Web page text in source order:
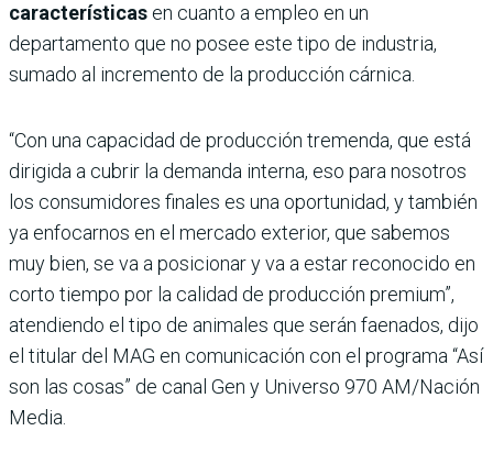
características en cuanto a empleo en un
departamento que no posee este tipo de industria,
sumado al incremento de la producción cárnica.
“Con una capacidad de producción tremenda, que está
dirigida a cubrir la demanda interna, eso para nosotros
los consumidores finales es una oportunidad, y también
ya enfocarnos en el mercado exterior, que sabemos
muy bien, se va a posicionar y va a estar reconocido en
corto tiempo por la calidad de producción premium”,
atendiendo el tipo de animales que serán faenados, dijo
el titular del MAG en comunicación con el programa “Así
son las cosas” de canal Gen y Universo 970 AM/Nación
Media.